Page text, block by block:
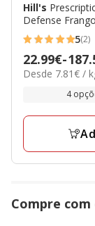
Hill's
Defense
5
estrelas
com
avaliações
5(2)
Preço
de
22.99€-
7.81€
Desde 7.81€ /
4
Compre